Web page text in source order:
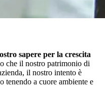
sapere per la crescita
che il nostro patrimonio di
il nostro intento è
tenendo a cuore ambiente e